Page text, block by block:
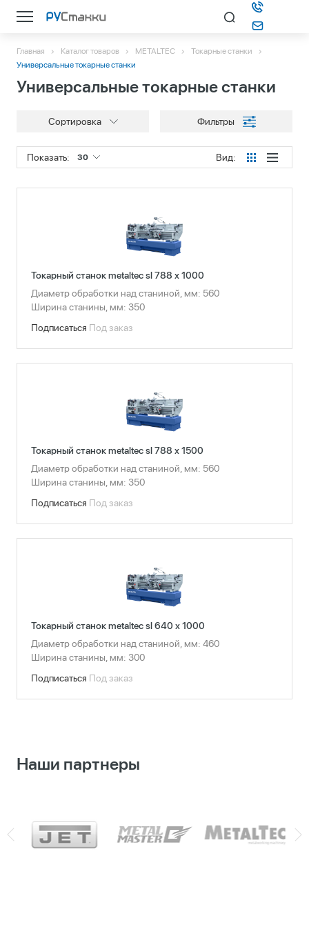
Каталог
Подбор станка
Главная Каталог товаров METALTEC
Токарные станки
Универсальные токарные станки
Универсальные токарные станки
Сортировка Фильтры
Показать: 30 Вид:
Токарный станок metaltec sl 788 x 1000
Диаметр обработки над станиной, мм: 560
Ширина станины, мм: 350
Подписаться Под заказ
Токарный станок metaltec sl 788 x 1500
Диаметр обработки над станиной, мм: 560
Ширина станины, мм: 350
Подписаться Под заказ
Токарный станок metaltec sl 640 x 1000
Диаметр обработки над станиной, мм: 460
Ширина станины, мм: 300
Подписаться Под заказ
Наши партнеры